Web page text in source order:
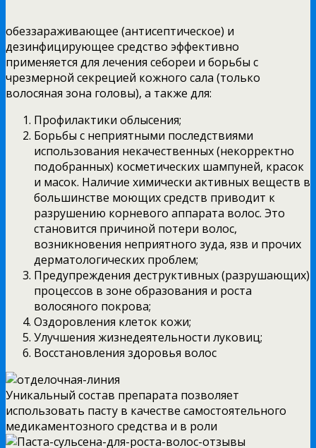
обеззараживающее (антисептическое) и
дезинфицирующее средство эффективно
применяется для лечения себореи и борьбы с
чрезмерной секрецией кожного сала (только
волосяная зона головы), а также для:
Профилактики облысения;
Борьбы с неприятными последствиями
использования некачественных (некорректно
подобранных) косметических шампуней, красок
и масок. Наличие химически активных веществ в
большинстве моющих средств приводит к
разрушению корневого аппарата волос. Это
становится причиной потери волос,
возникновения неприятного зуда, язв и прочих
дерматологических проблем;
Предупреждения деструктивных (разрушающих)
процессов в зоне образования и роста
волосяного покрова;
Оздоровления клеток кожи;
Улучшения жизнедеятельности луковиц;
Восстановления здоровья волос
Уникальный состав препарата позволяет
использовать пасту в качестве самостоятельного
медикаментозного средства и в роли